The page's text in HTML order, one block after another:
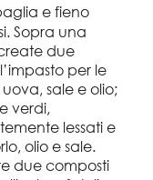
e fieno
Sopra una
due
per le
sale e olio;
verdi,
lessati e
olio e sale.
due composti